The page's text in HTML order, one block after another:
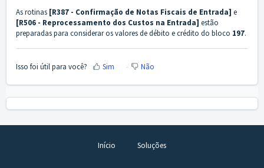
As rotinas [R387 - Confirmação de Notas Fiscais de Entrada] e
[R506 - Reprocessamento dos Custos na Entrada] estão
preparadas para considerar os valores de débito e crédito do bloco 197.
Isso foi útil para você? Sim Não
Início Soluções